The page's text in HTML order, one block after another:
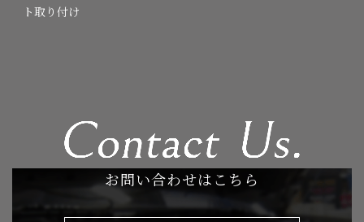
ト取り付け
お問い合わせはこちら